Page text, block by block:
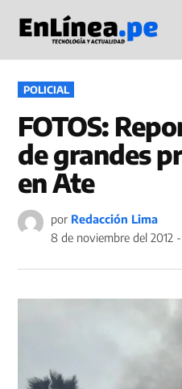
contenido
PUBLICADO
EN
POLICIAL
FOTOS:
de grandes
en Ate
por Redacción Lima
8 de noviembre del 2012